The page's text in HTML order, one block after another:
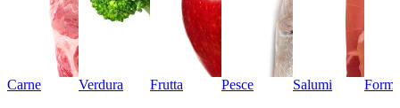
Carne Verdura Frutta Pesce Salumi